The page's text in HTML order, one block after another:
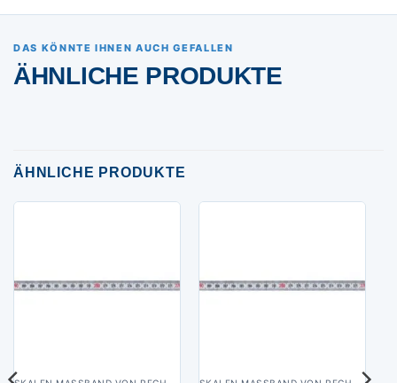
DAS KÖNNTE IHNEN AUCH GEFALLEN
ÄHNLICHE PRODUKTE
ÄHNLICHE PRODUKTE